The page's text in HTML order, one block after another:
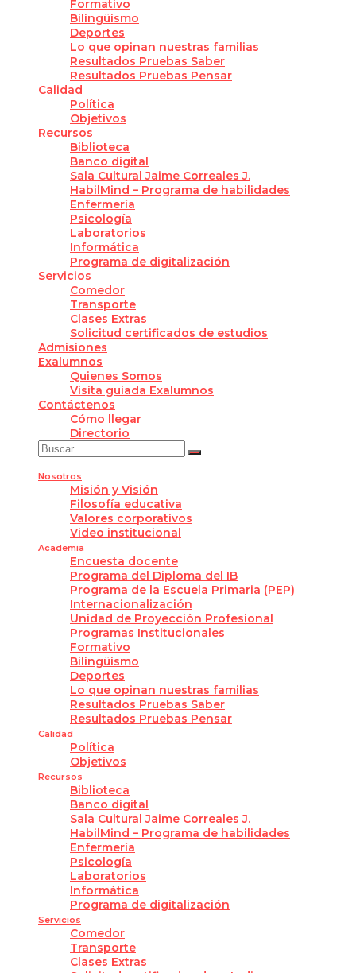
Formativo
Bilingüismo
Deportes
Lo que opinan nuestras familias
Resultados Pruebas Saber
Resultados Pruebas Pensar
Calidad
Política
Objetivos
Recursos
Biblioteca
Banco digital
Sala Cultural Jaime Correales J.
HabilMind – Programa de habilidades
Enfermería
Psicología
Laboratorios
Informática
Programa de digitalización
Servicios
Comedor
Transporte
Clases Extras
Solicitud certificados de estudios
Admisiones
Exalumnos
Quienes Somos
Visita guiada Exalumnos
Contáctenos
Cómo llegar
Directorio
Nosotros
Misión y Visión
Filosofía educativa
Valores corporativos
Video institucional
Academia
Encuesta docente
Programa del Diploma del IB
Programa de la Escuela Primaria (PEP)
Internacionalización
Unidad de Proyección Profesional
Programas Institucionales
Formativo
Bilingüismo
Deportes
Lo que opinan nuestras familias
Resultados Pruebas Saber
Resultados Pruebas Pensar
Calidad
Política
Objetivos
Recursos
Biblioteca
Banco digital
Sala Cultural Jaime Correales J.
HabilMind – Programa de habilidades
Enfermería
Psicología
Laboratorios
Informática
Programa de digitalización
Servicios
Comedor
Transporte
Clases Extras